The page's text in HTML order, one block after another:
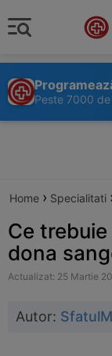
Peste 7000
Home › Specialitati
Ce
dona
Actualizat: 25 Martie
Autor: